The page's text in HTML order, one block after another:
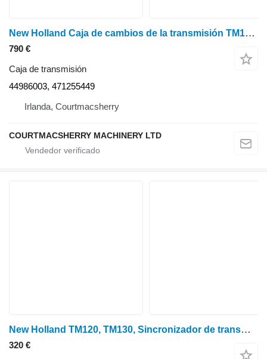
New Holland Caja de cambios de la transmisión TM120 44986003, 471255449 caja de transmisión para tractor de ruedas
790 €
Caja de transmisión
44986003, 471255449
Irlanda, Courtmacsherry
COURTMACSHERRY MACHINERY LTD
New Holland TM120, TM130, Sincronizador de transmisión Case Puma 87537028, 5168 anillo sincronizador para New Holland Tm120, Tm130 tractor de ruedas
320 €